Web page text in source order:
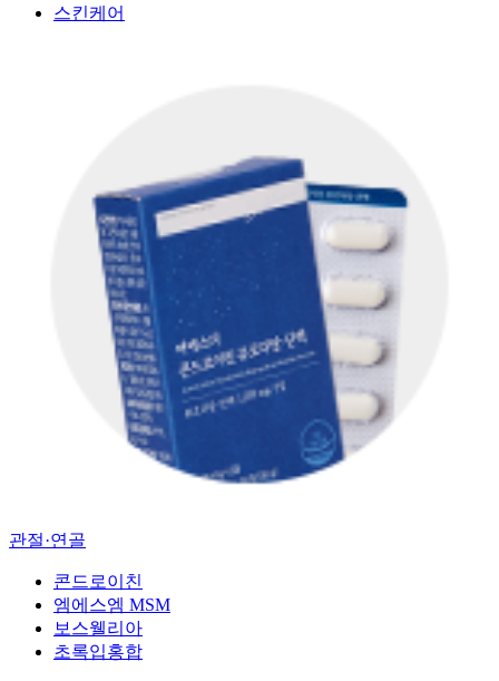
스킨케어
관절·연골
콘드로이친
엠에스엠 MSM
보스웰리아
초록입홍합